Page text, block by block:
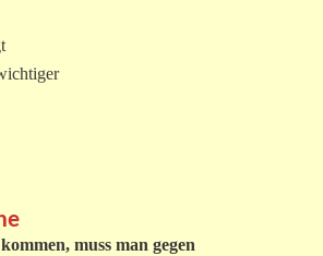
muss man gegen